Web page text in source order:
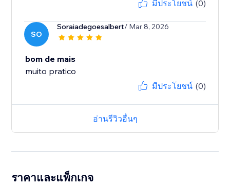
มีประโยชน์ (0)
SO
Soraiadegoesalbert/ Mar 8, 2026
bom de mais
muito pratico
มีประโยชน์ (0)
อ่านรีวิวอื่นๆ
ราคาและแพ็กเกจ